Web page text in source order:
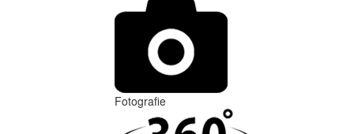
Fotografie